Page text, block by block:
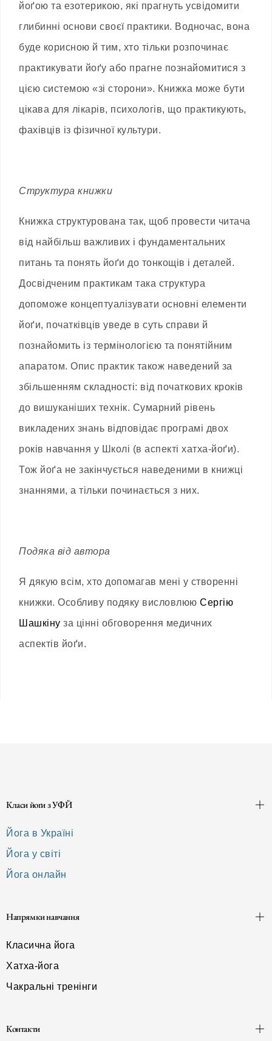
йоґою та езотерикою, які прагнуть усвідомити
глибинні основи своєї практики. Водночас, вона
буде корисною й тим, хто тільки розпочинає
практикувати йоґу або прагне познайомитися з
цією системою «зі сторони». Книжка може бути
цікава для лікарів, психологів, що практикують,
фахівців із фізичної культури.
Структура книжки
Книжка структурована так, щоб провести читача
від найбільш важливих і фундаментальних
питань та понять йоґи до тонкощів і деталей.
Досвідченим практикам така структура
допоможе концептуалізувати основні елементи
йоґи, початківців уведе в суть справи й
познайомить із термінологією та понятійним
апаратом. Опис практик також наведений за
збільшенням складності: від початкових кроків
до вишуканіших технік. Сумарний рівень
викладених знань відповідає програмі двох
років навчання у Школі (в аспекті хатха-йоґи).
Тож йоґа не закінчується наведеними в книжці
знаннями, а тільки починається з них.
Подяка від автора
Я дякую всім, хто допомагав мені у створенні
книжки. Особливу подяку висловлюю Сергію
Шашкіну за цінні обговорення медичних
аспектів йоґи.
Класи йоґи з УФЙ
Йога в Україні
Йога у світі
Йога онлайн
Напрямки навчання
Класична йога
Хатха-йога
Чакральні тренінги
Контакти